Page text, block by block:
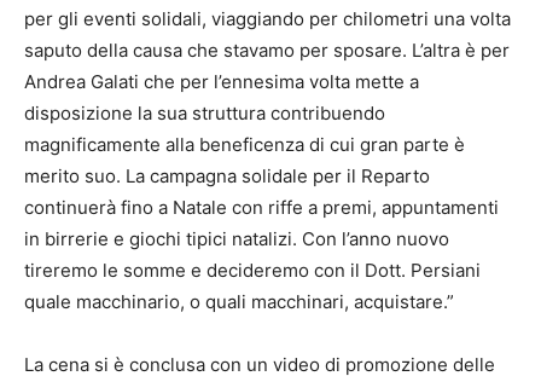
per gli eventi solidali, viaggiando per chilometri una volta
saputo della causa che stavamo per sposare. L’altra è per
Andrea Galati che per l’ennesima volta mette a
disposizione la sua struttura contribuendo
magnificamente alla beneficenza di cui gran parte è
merito suo. La campagna solidale per il Reparto
continuerà fino a Natale con riffe a premi, appuntamenti
in birrerie e giochi tipici natalizi. Con l’anno nuovo
tireremo le somme e decideremo con il Dott. Persiani
quale macchinario, o quali macchinari, acquistare.”
La cena si è conclusa con un video di promozione delle